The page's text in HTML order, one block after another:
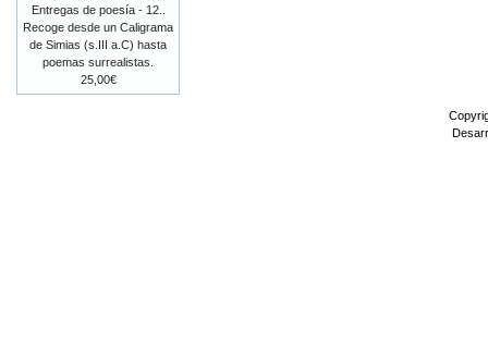
Entregas de poesía - 12..
Recoge desde un Caligrama
de Simias (s.III a.C) hasta
poemas surrealistas.
25,00€